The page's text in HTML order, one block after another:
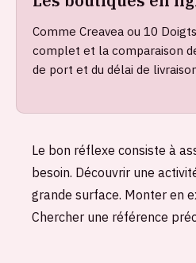
Comme Creavea ou 10
complet et la comparaison
de port et du délai de
Le bon réflexe consiste à
besoin. Découvrir une
grande surface. Monter en
Chercher une référence